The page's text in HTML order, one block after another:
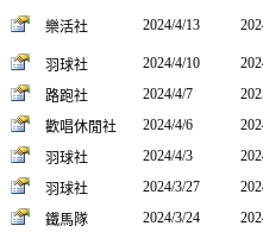
樂活社 2024/4/13
羽球社 2024/4/10
路跑社
2024/4/7
歡唱休閒社
2024/4/6
羽球社
2024/4/3
羽球社
2024/3/27
鐵馬隊
2024/3/24